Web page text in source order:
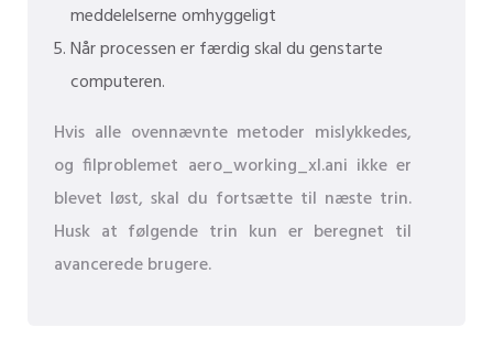
meddelelserne omhyggeligt
Når processen er færdig skal du genstarte
computeren.
Hvis alle ovennævnte metoder mislykkedes,
og filproblemet aero_working_xl.ani ikke er
blevet løst, skal du fortsætte til næste trin.
Husk at følgende trin kun er beregnet til
avancerede brugere.